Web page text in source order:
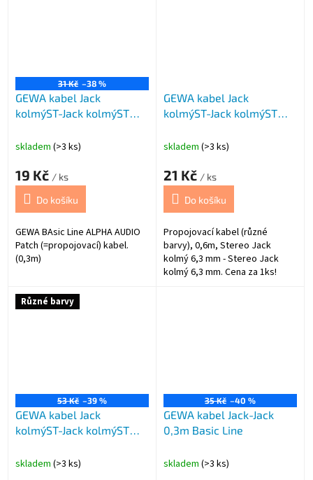
31 Kč –38 %
GEWA kabel Jack
kolmýST-Jack kolmýST
skladem (>3 ks)
19 Kč / ks
Do košíku
GEWA BAsic Line ALPHA AUDIO
Patch (=propojovací) kabel.
(0,3m)
GEWA kabel Jack
kolmýST-Jack kolmýST
skladem (>3 ks)
21 Kč / ks
Do košíku
Propojovací kabel (různé
barvy), 0,6m, Stereo Jack
kolmý 6,3 mm - Stereo Jack
kolmý 6,3 mm. Cena za 1ks!
Různé barvy
53 Kč –39 %
GEWA kabel Jack
kolmýST-Jack kolmýST
skladem (>3 ks)
35 Kč –40 %
GEWA kabel Jack-Jack
0,3m Basic Line
skladem (>3 ks)